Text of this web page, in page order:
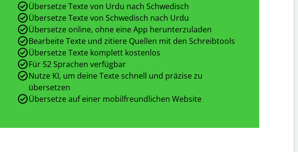
Übersetze Texte von Urdu nach Schwedisch
Übersetze Texte von Schwedisch nach Urdu
Übersetze online, ohne eine App herunterzuladen
Bearbeite Texte und zitiere Quellen mit den Schreibtools
Übersetze Texte komplett kostenlos
Für 52 Sprachen verfügbar
Nutze KI, um deine Texte schnell und präzise zu
übersetzen
Übersetze auf einer mobilfreundlichen Website